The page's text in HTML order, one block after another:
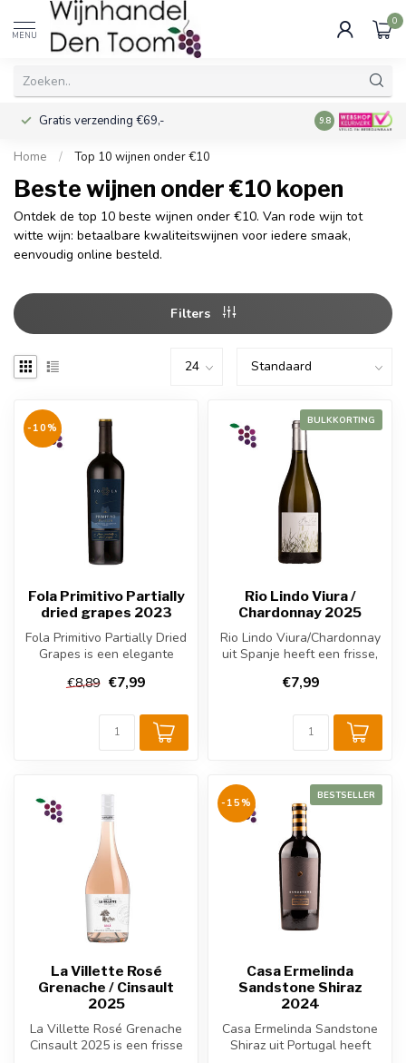
MENU
0
Gratis verzending €69,- Voor 16:00
9.8
Home / Top 10 wijnen onder €10
Beste wijnen onder €10 kopen
Ontdek de top 10 beste wijnen onder €10. Van rode wijn tot
witte wijn: betaalbare kwaliteitswijnen voor iedere smaak,
eenvoudig online besteld.
Filters
-10%
Fola Primitivo Partially
dried grapes 2023
Fola Primitivo Partially Dried
Grapes is een elegante
€8,89 €7,99
BULKKORTING
Rio Lindo Viura /
Chardonnay 2025
Rio Lindo Viura/Chardonnay
uit Spanje heeft een frisse,
€7,99
La Villette Rosé
Grenache / Cinsault
2025
La Villette Rosé Grenache
Cinsault 2025 is een frisse
BESTSELLER
-15%
Casa Ermelinda
Sandstone Shiraz
2024
Casa Ermelinda Sandstone
Shiraz uit Portugal heeft